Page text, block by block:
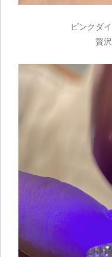
ピンクダ
贅